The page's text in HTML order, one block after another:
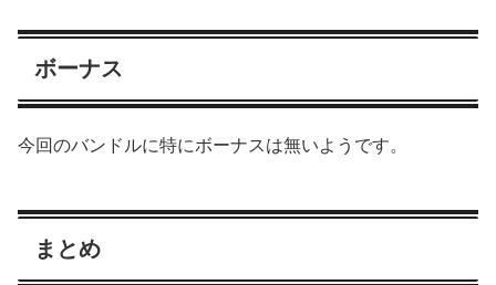
ボーナス
今回のバンドルに特にボーナスは無いようです。
まとめ